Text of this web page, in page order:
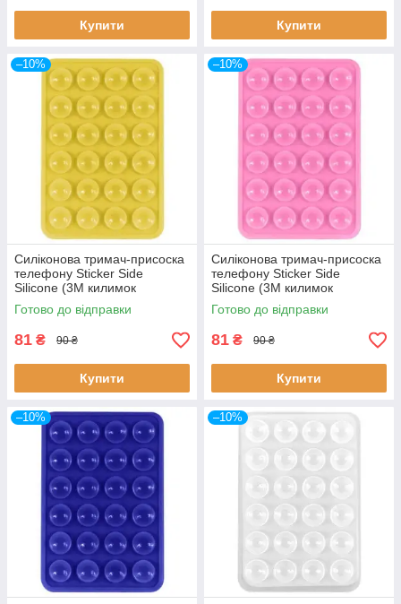
Купити Купити
–10%
Силіконова тримач-присоска
телефону Sticker Side
Silicone (3M килимок
липучка) (Жовтий)
Готово до відправки
81 ₴ 90 ₴
Купити
–10%
Силіконова тримач-присоска
телефону Sticker Side
Silicone (3M килимок
липучка) (Рожевий)
Готово до відправки
81 ₴ 90 ₴
Купити
–10% –10%